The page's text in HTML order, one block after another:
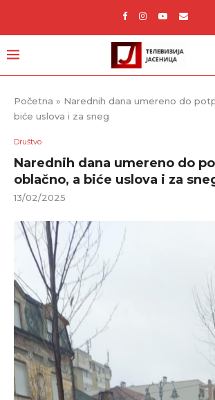
Početna » Narednih dana umereno do
biće uslova i za sneg
Društvo
Narednih dana umereno do
oblačno, a biće uslova i za
13/02/2025